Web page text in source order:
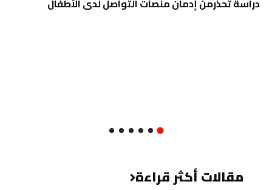
دراسة تحذرمن إدمان منصات التواصل لدى الأطفال
مقالات أكثر قراءة